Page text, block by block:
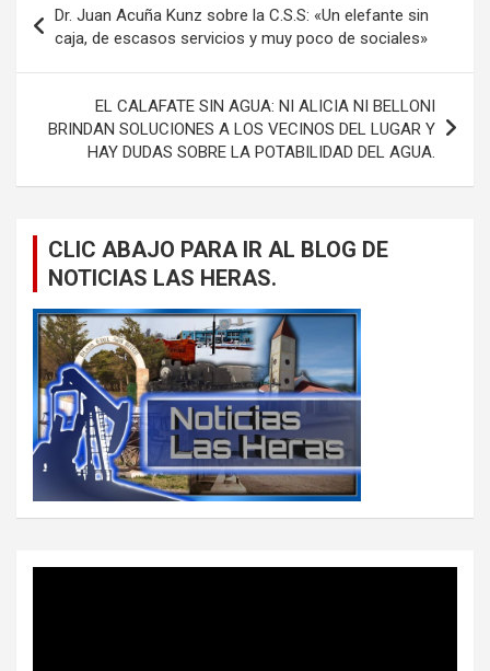
de
entradas
Dr. Juan Acuña Kunz sobre la C.S.S: «Un elefante sin
caja, de escasos servicios y muy poco de sociales»
EL CALAFATE SIN AGUA: NI ALICIA NI BELLONI
BRINDAN SOLUCIONES A LOS VECINOS DEL LUGAR Y
HAY DUDAS SOBRE LA POTABILIDAD DEL AGUA.
CLIC ABAJO PARA IR AL BLOG DE
NOTICIAS LAS HERAS.